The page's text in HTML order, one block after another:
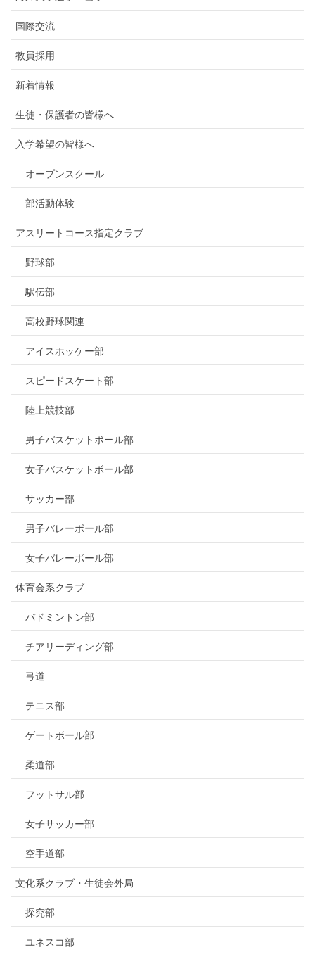
国際交流
教員採用
新着情報
生徒・保護者の皆様へ
入学希望の皆様へ
オープンスクール
部活動体験
アスリートコース指定クラブ
野球部
駅伝部
高校野球関連
アイスホッケー部
スピードスケート部
陸上競技部
男子バスケットボール部
女子バスケットボール部
サッカー部
男子バレーボール部
女子バレーボール部
体育会系クラブ
バドミントン部
チアリーディング部
弓道
テニス部
ゲートボール部
柔道部
フットサル部
女子サッカー部
空手道部
文化系クラブ・生徒会外局
探究部
ユネスコ部